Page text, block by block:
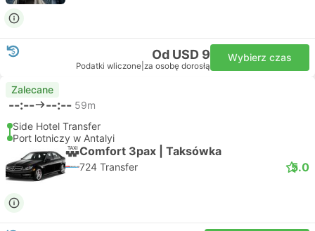
Od USD 9
Podatki wliczone za osobę dorosłą
Wybierz czas
Zalecane
--:-- --:-- 59m
Side Hotel Transfer
Port lotniczy w Antalyi
Comfort 3pax | Taksówka
724 Transfer 5.0